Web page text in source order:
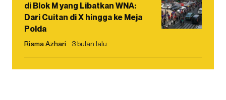
di Blok M yang Libatkan WNA:
Dari Cuitan di X hingga ke Meja
Polda
Risma Azhari 3 bulan lalu